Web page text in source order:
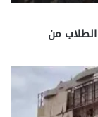
من